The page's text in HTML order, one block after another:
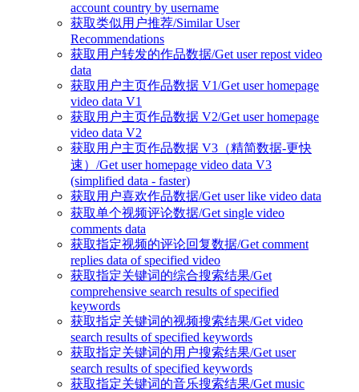
account country by username
获取类似用户推荐/Similar User
Recommendations
获取用户转发的作品数据/Get user repost video
data
获取用户主页作品数据 V1/Get user homepage
video data V1
获取用户主页作品数据 V2/Get user homepage
video data V2
获取用户主页作品数据 V3（精简数据-更快
速）/Get user homepage video data V3
(simplified data - faster)
获取用户喜欢作品数据/Get user like video data
获取单个视频评论数据/Get single video
comments data
获取指定视频的评论回复数据/Get comment
replies data of specified video
获取指定关键词的综合搜索结果/Get
comprehensive search results of specified
keywords
获取指定关键词的视频搜索结果/Get video
search results of specified keywords
获取指定关键词的用户搜索结果/Get user
search results of specified keywords
获取指定关键词的音乐搜索结果/Get music